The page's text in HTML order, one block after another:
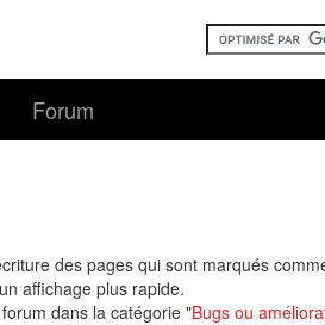
Forum
des pages qui sont marqués
affichage plus rapide.
dans la catégorie "Bugs ou